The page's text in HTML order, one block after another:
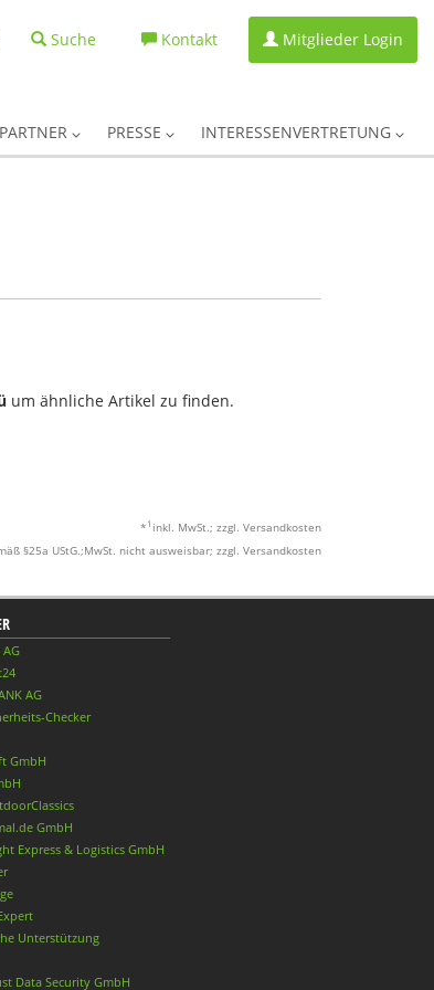
Suche Kontakt Mitglieder Login
PARTNER PRESSE INTERESSENVERTRETUNG
um ähnliche Artikel zu finden.
* 1 inkl. MwSt.; zzgl. Versandkosten
§25a UStG.;MwSt. nicht ausweisbar; zzgl. Versandkosten
AG
Checker
GmbH
GmbH
Express & Logistics GmbH
Unterstützung
Data Security GmbH